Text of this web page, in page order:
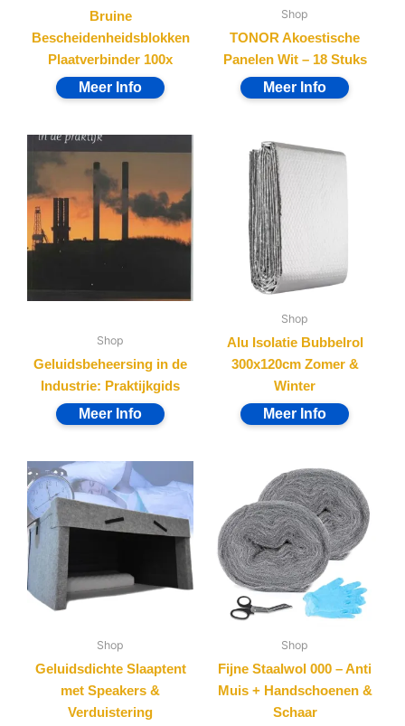
Bruine
Bescheidenheidsblokken
Plaatverbinder 100x
Shop
TONOR Akoestische
Panelen Wit – 18 Stuks
Shop
Geluidsbeheersing in de
Industrie: Praktijkgids
Shop
Alu Isolatie Bubbelrol
300x120cm Zomer &
Winter
Shop
Geluidsdichte Slaaptent
met Speakers &
Verduistering
Shop
Fijne Staalwol 000 – Anti
Muis + Handschoenen &
Schaar